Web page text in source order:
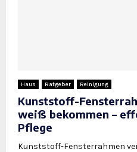
Haus Ratgeber Reinigung
Kunststoff-
weiß bekommen –
Pflege
Kunststoff-Fensterrahmen